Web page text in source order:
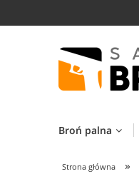
Broń palna
Strona główna »